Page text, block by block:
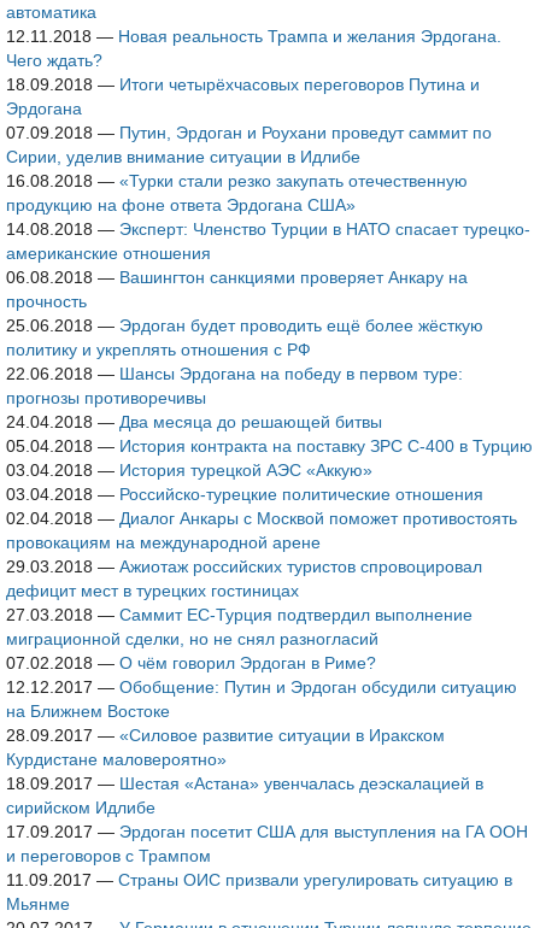
автоматика
12.11.2018 — Новая реальность Трампа и желания Эрдогана.
Чего ждать?
18.09.2018 — Итоги четырёхчасовых переговоров Путина и
Эрдогана
07.09.2018 — Путин, Эрдоган и Роухани проведут саммит по
Сирии, уделив внимание ситуации в Идлибе
16.08.2018 — «Турки стали резко закупать отечественную
продукцию на фоне ответа Эрдогана США»
14.08.2018 — Эксперт: Членство Турции в НАТО спасает турецко-
американские отношения
06.08.2018 — Вашингтон санкциями проверяет Анкару на
прочность
25.06.2018 — Эрдоган будет проводить ещё более жёсткую
политику и укреплять отношения с РФ
22.06.2018 — Шансы Эрдогана на победу в первом туре:
прогнозы противоречивы
24.04.2018 — Два месяца до решающей битвы
05.04.2018 — История контракта на поставку ЗРС С-400 в Турцию
03.04.2018 — История турецкой АЭС «Аккую»
03.04.2018 — Российско-турецкие политические отношения
02.04.2018 — Диалог Анкары с Москвой поможет противостоять
провокациям на международной арене
29.03.2018 — Ажиотаж российских туристов спровоцировал
дефицит мест в турецких гостиницах
27.03.2018 — Саммит ЕС-Турция подтвердил выполнение
миграционной сделки, но не снял разногласий
07.02.2018 — О чём говорил Эрдоган в Риме?
12.12.2017 — Обобщение: Путин и Эрдоган обсудили ситуацию
на Ближнем Востоке
28.09.2017 — «Силовое развитие ситуации в Иракском
Курдистане маловероятно»
18.09.2017 — Шестая «Астана» увенчалась деэскалацией в
сирийском Идлибе
17.09.2017 — Эрдоган посетит США для выступления на ГА ООН
и переговоров с Трампом
11.09.2017 — Страны ОИС призвали урегулировать ситуацию в
Мьянме